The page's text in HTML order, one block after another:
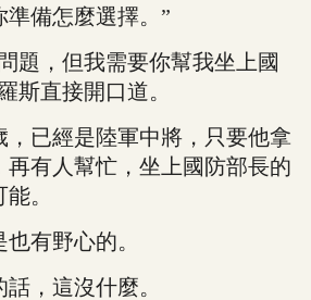
準備怎麼選擇。”
，但我需要你幫我坐上國
斯直接開口道。
已經是陸軍中將，只要他拿
再有人幫忙，坐上國防部長的
。
有野心的。
，這沒什麼。